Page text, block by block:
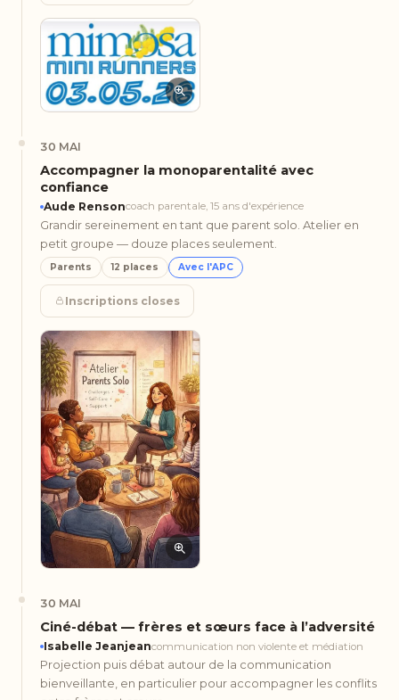
30 MAI
Accompagner la monoparentalité avec
confiance
Aude Rensoncoach parentale, 15 ans d'expérience
Grandir sereinement en tant que parent solo. Atelier en
petit groupe — douze places seulement.
Parents 12 places Avec l'APC
Inscriptions closes
30 MAI
Ciné-débat — frères et sœurs face à l’adversité
Isabelle Jeanjeancommunication non violente et médiation
Projection puis débat autour de la communication
bienveillante, en particulier pour accompagner les conflits